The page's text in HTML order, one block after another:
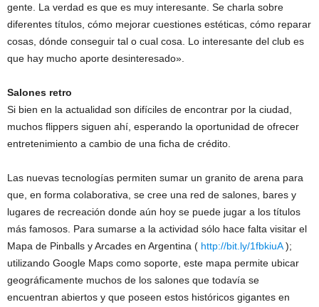
gente. La verdad es que es muy interesante. Se charla sobre
diferentes títulos, cómo mejorar cuestiones estéticas, cómo reparar
cosas, dónde conseguir tal o cual cosa. Lo interesante del club es
que hay mucho aporte desinteresado».
Salones retro
Si bien en la actualidad son difíciles de encontrar por la ciudad,
muchos flippers siguen ahí, esperando la oportunidad de ofrecer
entretenimiento a cambio de una ficha de crédito.
Las nuevas tecnologías permiten sumar un granito de arena para
que, en forma colaborativa, se cree una red de salones, bares y
lugares de recreación donde aún hoy se puede jugar a los títulos
más famosos. Para sumarse a la actividad sólo hace falta visitar el
Mapa de Pinballs y Arcades en Argentina ( http://bit.ly/1fbkiuA);
utilizando Google Maps como soporte, este mapa permite ubicar
geográficamente muchos de los salones que todavía se
encuentran abiertos y que poseen estos históricos gigantes en